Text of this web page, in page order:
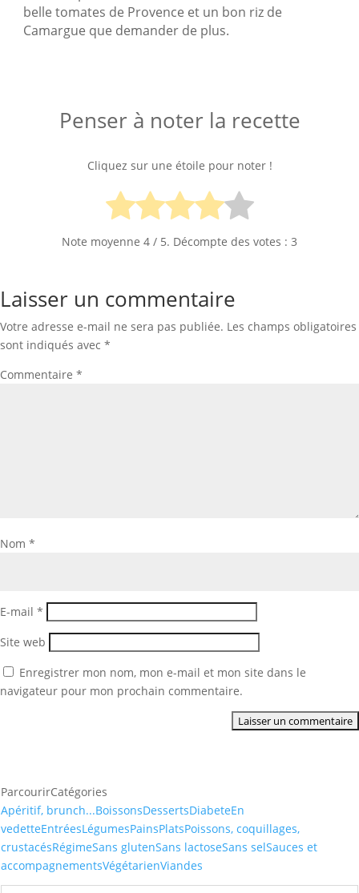
belle tomates de Provence et un bon riz de
Camargue que demander de plus.
Penser à noter la recette
Cliquez sur une étoile pour noter !
Note moyenne 4 / 5. Décompte des votes : 3
Laisser un commentaire
Votre adresse e-mail ne sera pas publiée. Les champs obligatoires
sont indiqués avec *
Commentaire *
Nom *
E-mail *
Site web
Enregistrer mon nom, mon e-mail et mon site dans le
navigateur pour mon prochain commentaire.
ParcourirCatégories
Apéritif, brunch...BoissonsDessertsDiabeteEn
vedetteEntréesLégumesPainsPlatsPoissons, coquillages,
crustacésRégimeSans glutenSans lactoseSans selSauces et
accompagnementsVégétarienViandes